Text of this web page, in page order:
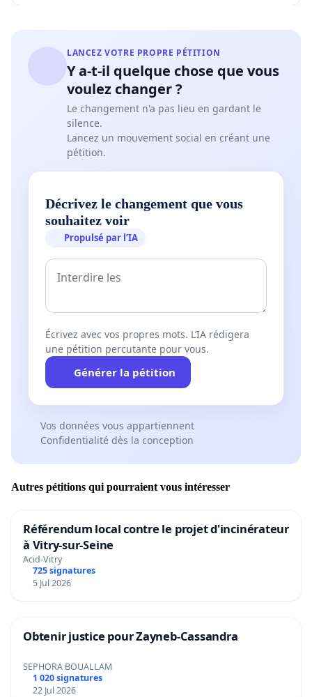
LANCEZ VOTRE PROPRE PÉTITION
Y a-t-il quelque chose que vous
voulez changer ?
Le changement n'a pas lieu en gardant le
silence.
Lancez un mouvement social en créant une
pétition.
Décrivez le changement que vous
souhaitez voir
Propulsé par l’IA
Écrivez avec vos propres mots. L’IA rédigera
une pétition percutante pour vous.
Générer la pétition
Vos données vous appartiennent
Confidentialité dès la conception
Autres pétitions qui pourraient vous intéresser
Référendum local contre le projet d'incinérateur
à Vitry-sur-Seine
Acid-Vitry
725 signatures
5 Jul 2026
Obtenir justice pour Zayneb-Cassandra
SEPHORA BOUALLAM
1 020 signatures
22 Jul 2026